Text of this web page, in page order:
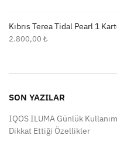
Kıbrıs Terea Tidal Pearl 1
2.800,00 ₺
SON YAZILAR
IQOS ILUMA Günlük
Dikkat Ettiği Özellikler